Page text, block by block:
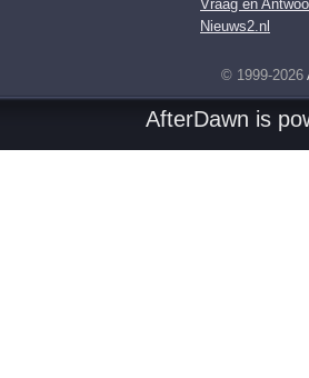
Vraag en
Nieuws2.nl
© 1999-2026
AfterDawn is